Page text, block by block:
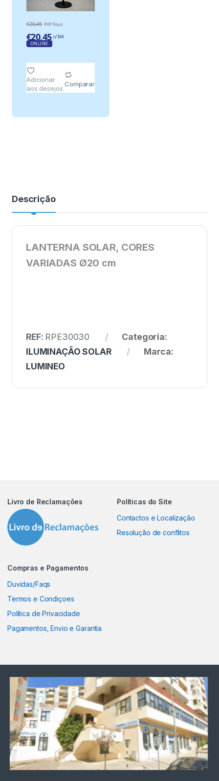
€20,45 PVP Física
€20,45 c/ IVA
ONLINE
Adicionar
aos desejos
Comparar
Descrição
LANTERNA SOLAR, CORES
VARIADAS Ø20 cm
REF: RPE30030
Categoria:
ILUMINAÇÃO SOLAR
Marca:
LUMINEO
Livro de Reclamações
Políticas do Site
Contactos e Localização
Resolução de conflitos
Compras e Pagamentos
Duvidas/Faqs
Termos e Condiçoes
Política de Privacidade
Pagamentos, Envio e Garantia